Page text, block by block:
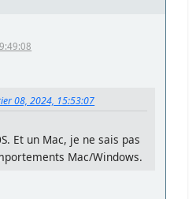
08, 2024, 15:53:07
Et un Mac, je ne sais pas
Mac/Windows.